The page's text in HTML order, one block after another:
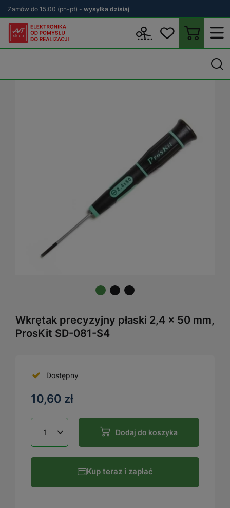
Zamów do 15:00 (pn-pt) - wysyłka dzisiaj
Wkrętaki
Wkrętak precyzyjny płaski 2,4 × 50 mm,
ProsKit SD-081-S4
Dostępny
10,60 zł
Dodaj do koszyka
Kup teraz i zapłać